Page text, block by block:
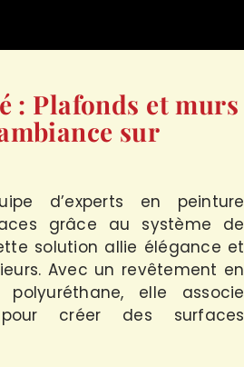
: Plafonds et murs
sur
d’experts en peinture
grâce au système de
solution allie élégance et
Avec un revêtement en
elle associe
créer des surfaces